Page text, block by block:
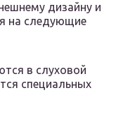
дизайну и
на следующие
в слуховой
специальных